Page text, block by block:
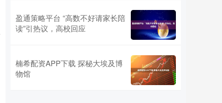
盈通策略平台 “高数不好请家长陪
读”引热议，高校回应
楠希配资APP下载 探秘大埃及博
物馆